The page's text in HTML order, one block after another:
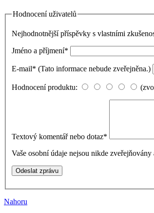
Hodnocení uživatelů
Nejhodnotnější příspěvky s vlastními
Jméno a příjmení*
E-mail* (Tato informace nebude zveřejněna.)
Hodnocení produktu:
Textový komentář nebo dotaz*
Vaše osobní údaje nejsou nikde
Nahoru